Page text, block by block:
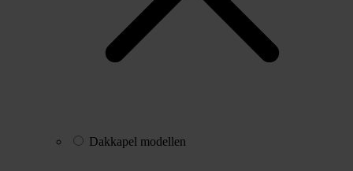
Dakkapel modellen